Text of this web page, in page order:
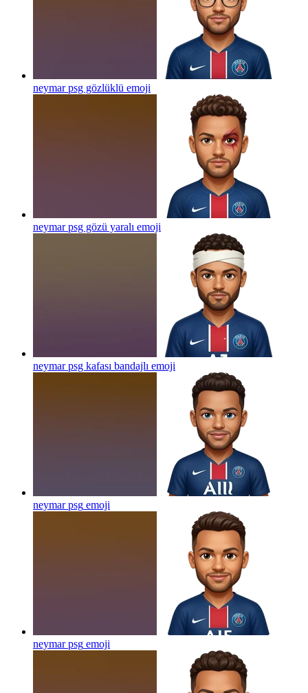
neymar psg gözlüklü emoji
neymar psg gözü yaralı emoji
neymar psg kafası bandajlı emoji
neymar psg emoji
neymar psg emoji